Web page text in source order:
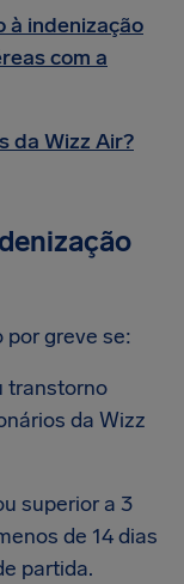
à indenização
com a
da Wizz Air?
por greve se:
transtorno
da Wizz
superior a 3
de 14 dias
partida.